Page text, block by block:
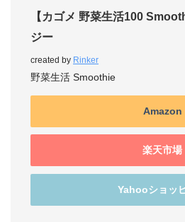
【カゴメ 野菜生活100
ジー
created by Rinker
野菜生活 Smoothie
Amazon
楽天市場
Yahooショッ